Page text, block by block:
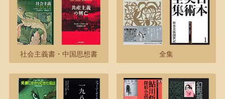
社会主義書・中国思想書 全集